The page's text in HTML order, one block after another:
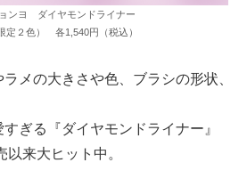
ンヨ ダイヤモンドライナー
定２色） 各1,540円（税込）
メの大きさや色、ブラシの形状、
ぎる『ダイヤモンドライナー』
来大ヒット中。